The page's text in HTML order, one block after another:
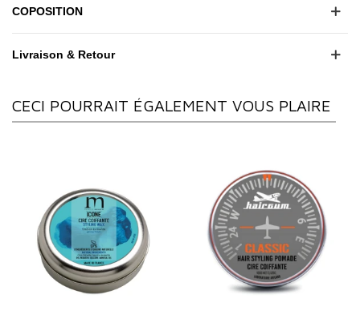
COPOSITION
Livraison & Retour
CECI POURRAIT ÉGALEMENT VOUS PLAIRE